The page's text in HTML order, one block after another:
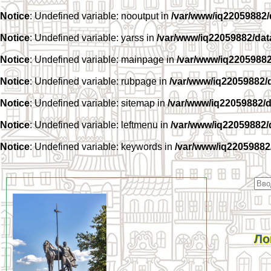
Notice: Undefined variable: nooutput in /var/www/
Notice: Undefined variable: yarss in /var/www/iq22059882/
Notice: Undefined variable: mainpage in/var/www/
Notice: Undefined variable: rubpage in /var/www/
Notice: Undefined variable: sitemap in/var/www/
Notice: Undefined variable: leftmenu in /var/www/
Notice: Undefined variable: keywords in /var/www/